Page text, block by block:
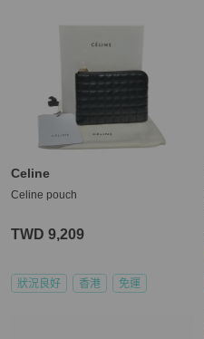
Celine
Celine pouch
TWD 9,209
狀況良好 香港 免運